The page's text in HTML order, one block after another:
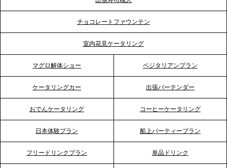
2026.5.12
プレスリリースのご案内｜ケータリングのセカンド
2026.4.21
プレスリリースのご案内｜「温かな食」が会話のス
イッチに。新入社員研修で《食体験としてのケータ
プレスリリースのご案内｜ケータリングのセカンド
チョコレートファウンテン
室内花見ケータリング
マグロ解体ショー ベジタリアンプラン
ケータリングカー 出張バーテンダー
おでんケータリング コーヒーケータリング
日本体験プラン 船上パーティープラン
フリードリンクプラン 単品ドリンク